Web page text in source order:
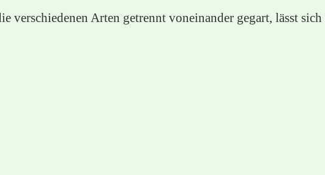
verschiedenen Arten getrennt voneinander gegart, lässt